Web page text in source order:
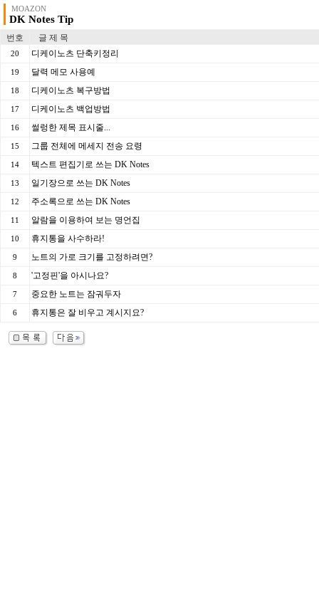
MOAZON
DK Notes Tip
번호 글 제 목
20 디케이노츠 단축키정리
19 달력 메모 사용예
18 디케이노츠 복구방법
17 디케이노츠 백업방법
16 썰렁한 제목 표시줄...
15 그룹 전체에 메세지 전송 요령
14 텍스트 편집기로 쓰는 DK Notes
13 일기장으로 쓰는 DK Notes
12 주소록으로 쓰는 DK Notes
11 알람을 이용하여 보는 명언집
10 휴지통을 사수하라!
9 노트의 가로 크기를 고정하려면?
8 '고정핀'을 아시나요?
7 중요한 노트는 잠궈두자
6 휴지통은 잘 비우고 계시지요?